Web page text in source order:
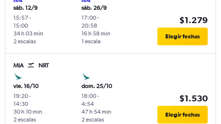
sáb. 12/9
15:57-
15:00
2 escalas
34 h 03 min
sáb. 26/9
17:00-
20:58
1 escala
16 h 58 min
$1.279
Elegir fechas
MIA NRT
vie. 16/10
19:20-
14:30
2 escalas
30 h 10 min
dom. 25/10
18:00-
4:54
2 escalas
47 h 54 min
$1.530
Elegir fechas